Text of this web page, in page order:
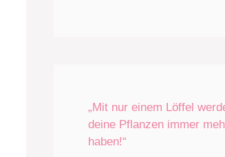
„Mit nur einem Löffel
deine Pflanzen immer
haben!“